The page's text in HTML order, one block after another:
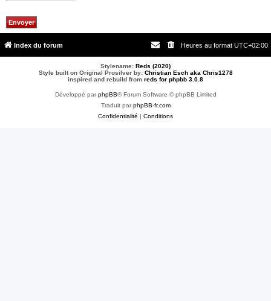
Index du forum Heures au format UTC+02:00
Stylename: Reds (2020)
Style built on Original Prosilver by: Christian Esch aka Chris1278
inspired and rebuild from reds for phpbb 3.0.8
Développé parphpBB® Forum Software © phpBB Limited
Traduit parphpBB-fr.com
Confidentialité | Conditions